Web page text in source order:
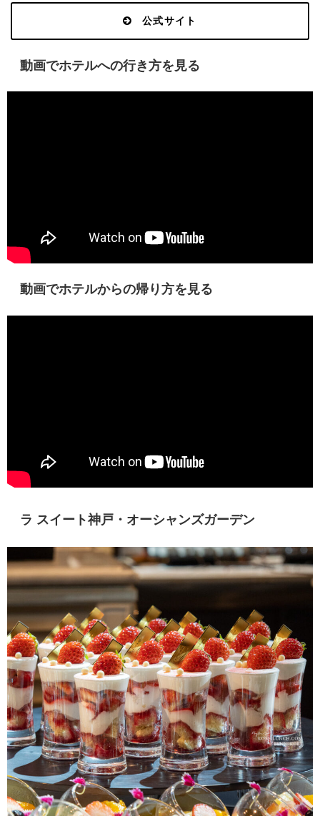
公式サイト
動画でホテルへの行き方を見る
動画でホテルからの帰り方を見る
ラ スイート神戸・オーシャンズガーデン